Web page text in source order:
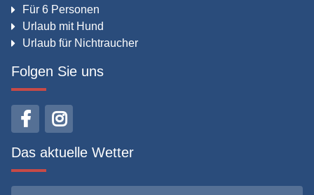
Für 6 Personen
Urlaub mit Hund
Urlaub für Nichtraucher
Folgen Sie uns
Das aktuelle Wetter